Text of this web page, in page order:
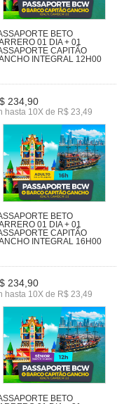
BETO
01 DIA + 01
CAPITÃO
INTEGRAL 12H00
234,90
hasta 10X de R$ 23,49
BETO
01 DIA + 01
CAPITÃO
INTEGRAL 16H00
234,90
hasta 10X de R$ 23,49
BETO